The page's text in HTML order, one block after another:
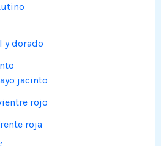
y dorado
jacinto
rojo
roja